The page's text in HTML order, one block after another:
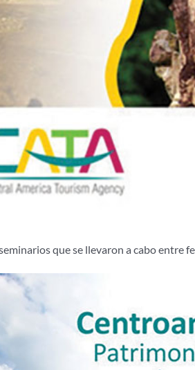
que se llevaron a cabo entre